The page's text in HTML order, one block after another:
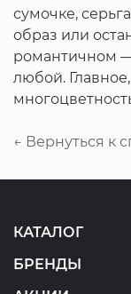
сумочке,
образ или
романтичном
любой.
← Вернуться к
КАТАЛОГ
БРЕНДЫ